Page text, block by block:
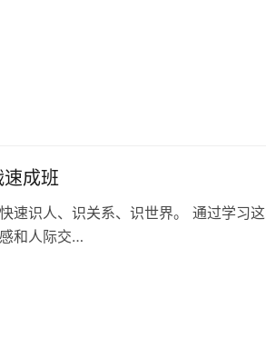
成班
速识人、识关系、识世界。 通过学习
和人际交…